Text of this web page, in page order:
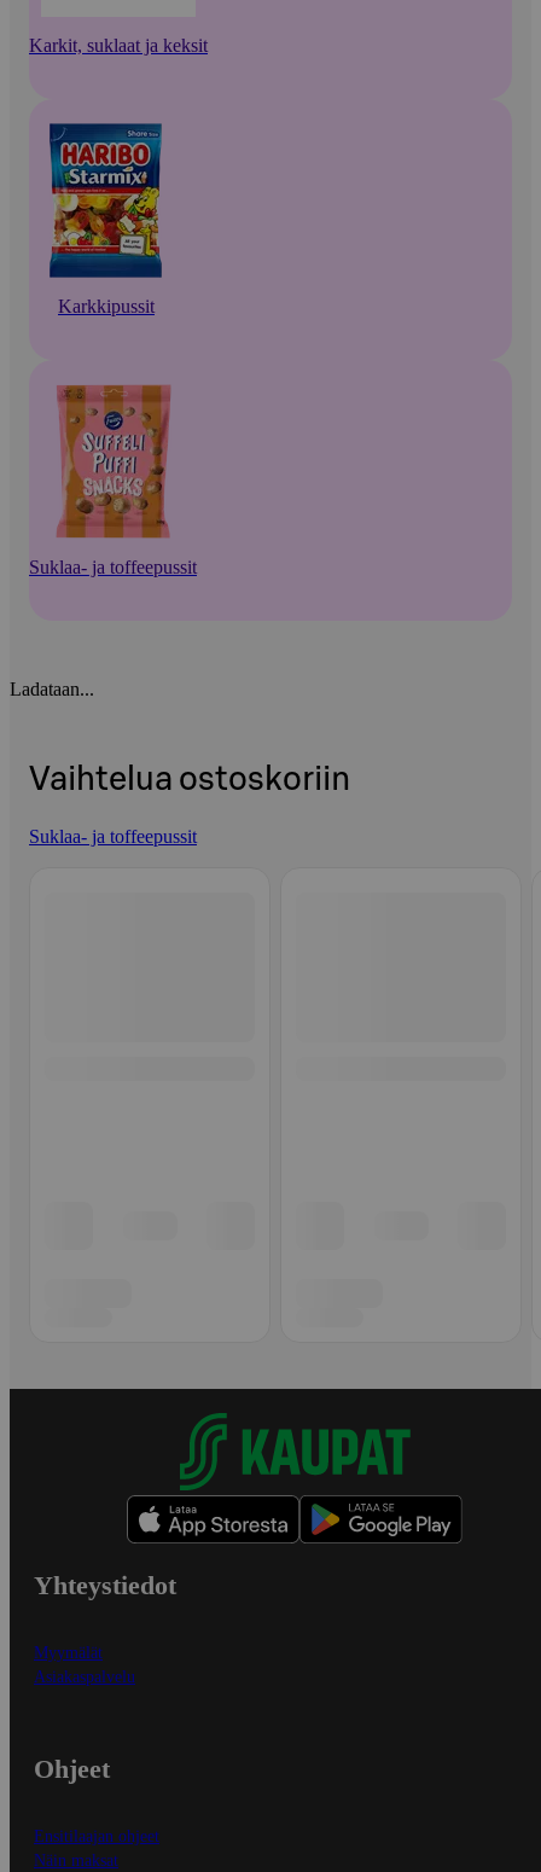
Karkit, suklaat ja keksit
Karkkipussit
Suklaa- ja toffeepussit
Ladataan...
Vaihtelua ostoskoriin
Suklaa- ja toffeepussit
Yhteystiedot
Myymälät
Asiakaspalvelu
Ohjeet
Ensitilaajan ohjeet
Näin maksat